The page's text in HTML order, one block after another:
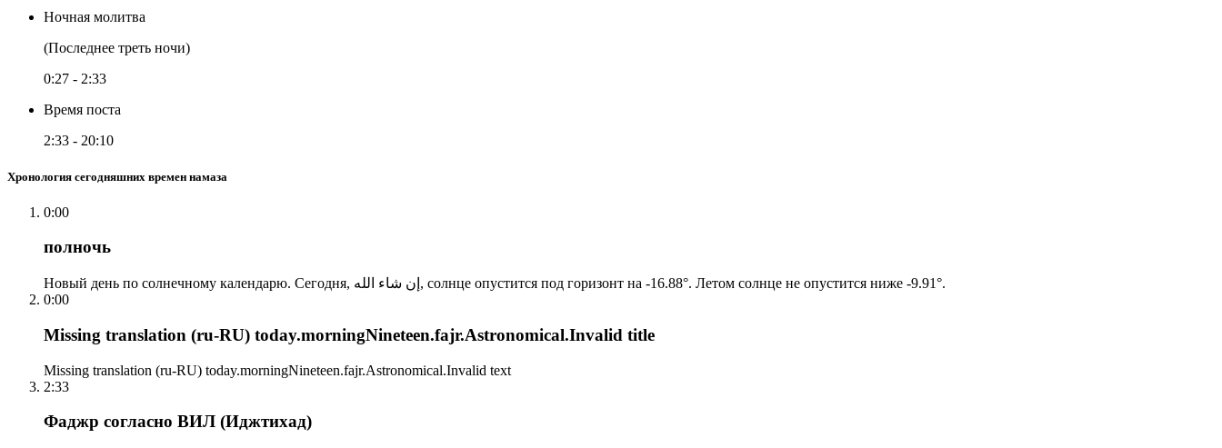
Ночная молитва
(Последнее треть ночи)
0:27 - 2:33
Время поста
2:33 - 20:10
Хронология сегодняшних времен намаза
0:00
полночь
Новый день по солнечному календарю. Сегодня, إن شاء الله, солнце опустится под горизонт на -16.88°. Летом солнце не опустится ниже -9.91°.
0:00
Missing translation (ru-RU) today.morningNineteen.fajr.Astronomical.Invalid title
Missing translation (ru-RU) today.morningNineteen.fajr.Astronomical.Invalid text
2:33
Фаджр согласно ВИЛ (Иджтихад)